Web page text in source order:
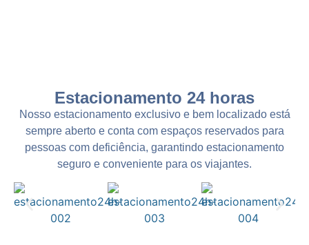
Estacionamento 24 horas
Nosso estacionamento exclusivo e bem localizado está
sempre aberto e conta com espaços reservados para
pessoas com deficiência, garantindo estacionamento
seguro e conveniente para os viajantes.